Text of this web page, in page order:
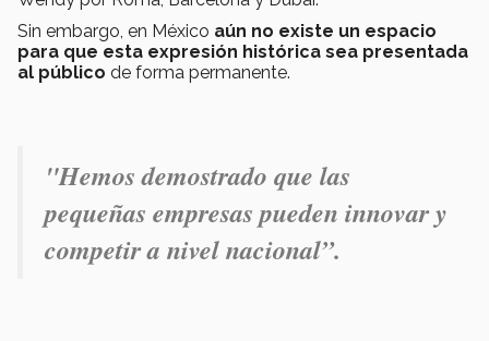
Sin embargo, en México aún no existe un espacio
para que esta expresión histórica sea presentada
al público de forma permanente.
"Hemos demostrado que las
pequeñas empresas pueden innovar y
competir a nivel nacional”.